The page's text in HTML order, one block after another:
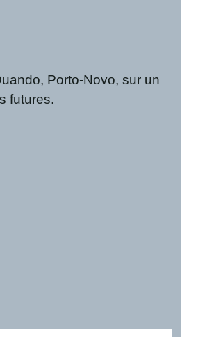
Porto-Novo, sur un
futures.